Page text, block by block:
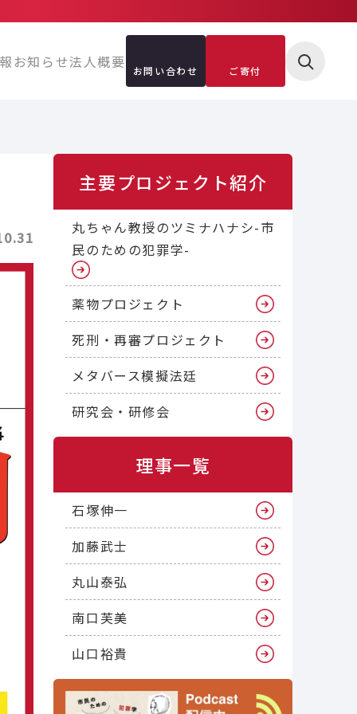
お知らせ法人概要 お問い合わせ ご寄付
主要プロジェクト紹介
丸ちゃん教授のツミナハナシ-市
民のための犯罪学-
薬物プロジェクト
死刑・再審プロジェクト
メタバース模擬法廷
研究会・研修会
理事一覧
石塚伸一
加藤武士
丸山泰弘
南口芙美
山口裕貴